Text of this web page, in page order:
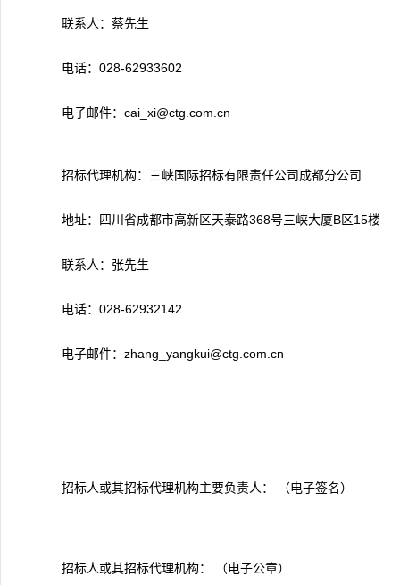
联系人：蔡先生
电话：028-62933602
电子邮件：cai_xi@ctg.com.cn
招标代理机构：三峡国际招标有限责任公司成都分公司
地址：四川省成都市高新区天泰路368号三峡大厦B区15楼
联系人：张先生
电话：028-62932142
电子邮件：zhang_yangkui@ctg.com.cn
招标人或其招标代理机构主要负责人： （电子签名）
招标人或其招标代理机构： （电子公章）